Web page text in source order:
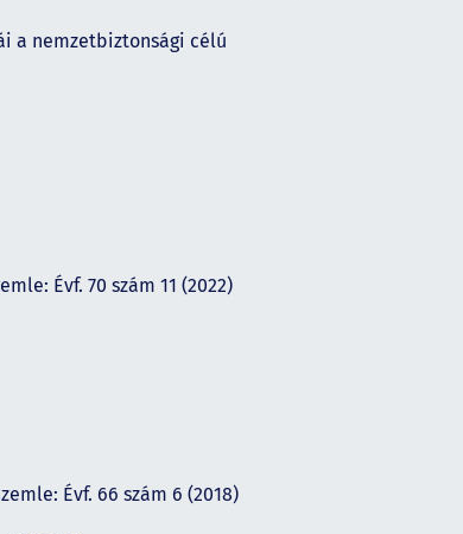
a nemzetbiztonsági célú
Évf. 70 szám 11 (2022)
Évf. 66 szám 6 (2018)